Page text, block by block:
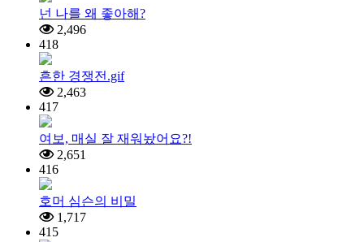
넌 나를 왜 좋아해?
2,496
418
흔한 경쟁전.gif
2,463
417
여보, 매실 잘 재워놨어요?!
2,651
416
호머 심슨의 비밀
1,717
415